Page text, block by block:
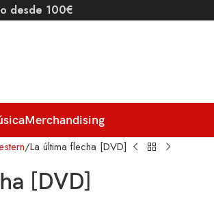
desde 100€
Merchandising
La última flecha [DVD]
[DVD]